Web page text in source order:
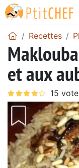
Recettes
et aux